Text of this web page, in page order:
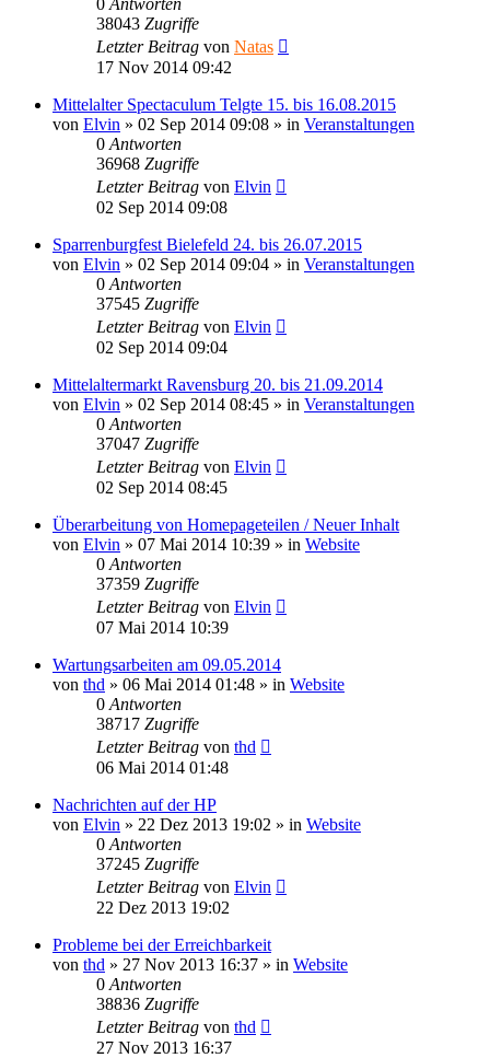
38043 Zugriffe
Letzter Beitrag von Natas
17 Nov 2014 09:42
Mittelalter Spectaculum Telgte 15. bis 16.08.2015
von Elvin » 02 Sep 2014 09:08 » in Veranstaltungen
0 Antworten
36968 Zugriffe
Letzter Beitrag von Elvin
02 Sep 2014 09:08
Sparrenburgfest Bielefeld 24. bis 26.07.2015
von Elvin » 02 Sep 2014 09:04 » in Veranstaltungen
0 Antworten
37545 Zugriffe
Letzter Beitrag von Elvin
02 Sep 2014 09:04
Mittelaltermarkt Ravensburg 20. bis 21.09.2014
von Elvin » 02 Sep 2014 08:45 » in Veranstaltungen
0 Antworten
37047 Zugriffe
Letzter Beitrag von Elvin
02 Sep 2014 08:45
Überarbeitung von Homepageteilen / Neuer Inhalt
von Elvin » 07 Mai 2014 10:39 » in Website
0 Antworten
37359 Zugriffe
Letzter Beitrag von Elvin
07 Mai 2014 10:39
Wartungsarbeiten am 09.05.2014
von thd » 06 Mai 2014 01:48 » in Website
0 Antworten
38717 Zugriffe
Letzter Beitrag von thd
06 Mai 2014 01:48
Nachrichten auf der HP
von Elvin » 22 Dez 2013 19:02 » in Website
0 Antworten
37245 Zugriffe
Letzter Beitrag von Elvin
22 Dez 2013 19:02
Probleme bei der Erreichbarkeit
von thd » 27 Nov 2013 16:37 » in Website
0 Antworten
38836 Zugriffe
Letzter Beitrag von thd
27 Nov 2013 16:37